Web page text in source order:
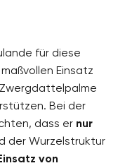
für diese
Einsatz
Bei der
dass er nur
der Wurzelstruktur
von